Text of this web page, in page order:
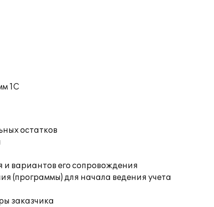
1С
остатков
и вариантов его сопровождения
(программы) для начала ведения учета
заказчика